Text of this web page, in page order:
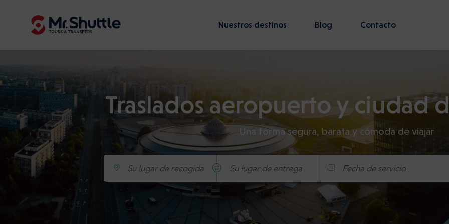
Nuestros destinos Blog Contacto
Traslados aeropuerto y ciudad
Una forma segura, barata y cómoda de viajar
Fecha de servicio